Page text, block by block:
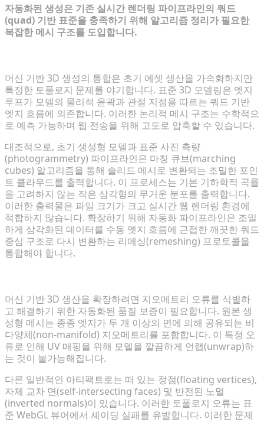
자동화된 생성은 기존 실시간 렌더링 파이프라인의 쿼드
(quad) 기반 표준을 충족하기 위해 알고리즘 정리가 필요한
복잡한 메시 구조를 도입합니다.
머신 기반 3D 생성의 통합은 초기 에셋 생산을 가속화하지만
특정한 토폴로지 문제를 야기합니다. 표준 3D 모델링은 엣지
루프가 모델의 물리적 윤곽과 관절 지점을 따르는 쿼드 기반
엣지 흐름에 의존합니다. 이러한 논리적 메시 구조는 수학적으
로 예측 가능하며 웹 전송을 위해 고도로 압축할 수 있습니다.
대조적으로, 초기 생성형 모델과 표준 사진 측량
(photogrammetry) 파이프라인은 마칭 큐브(marching
cubes) 알고리즘을 통해 솔리드 메시로 변환되는 조밀한 포인
트 클라우드를 출력합니다. 이 프로세스는 기본 기하학적 곡률
을 고려하지 않는 작은 삼각형의 무거운 분포를 출력합니다.
이러한 출력물은 파일 크기가 크고 실시간 웹 렌더링 환경에
적합하지 않습니다. 확장하기 위해 자동화 파이프라인은 조밀
하게 삼각화된 데이터를 수동 엣지 흐름에 근접한 깨끗한 쿼드
중심 구조로 다시 변환하는 리메싱(remeshing) 프로토콜을
통합해야 합니다.
머신 기반 3D 생산을 확장하려면 지오메트리 오류를 식별하
고 해결하기 위한 자동화된 품질 보증이 필요합니다. 원본 생
성형 메시는 종종 엣지가 두 개 이상의 면에 의해 공유되는 비
다양체(non-manifold) 지오메트리를 포함합니다. 이 특정 오
류로 인해 UV 매핑을 위해 모델을 깔끔하게 언랩(unwrap)하
는 것이 불가능해집니다.
다른 일반적인 아티팩트로는 떠 있는 정점(floating vertices),
자체 교차 면(self-intersecting faces) 및 반전된 노멀
(inverted normals)이 있습니다. 이러한 토폴로지 오류는 표
준 WebGL 뷰어에서 셰이딩 실패를 유발합니다. 이러한 문제